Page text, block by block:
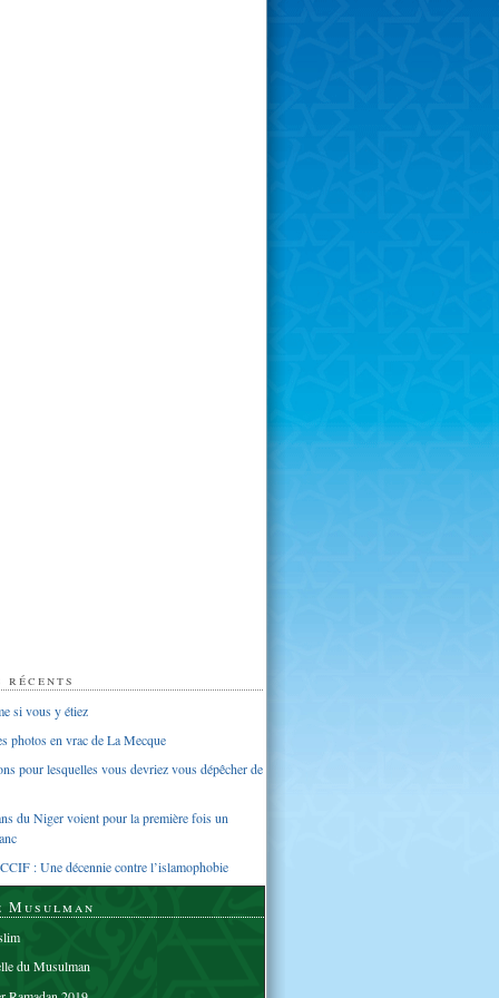
si vous y étiez
photos en vrac de La Mecque
pour lesquelles vous devriez vous dépêcher de
du Niger voient pour la première fois un
: Une décennie contre l’islamophobie
Musulman
du Musulman